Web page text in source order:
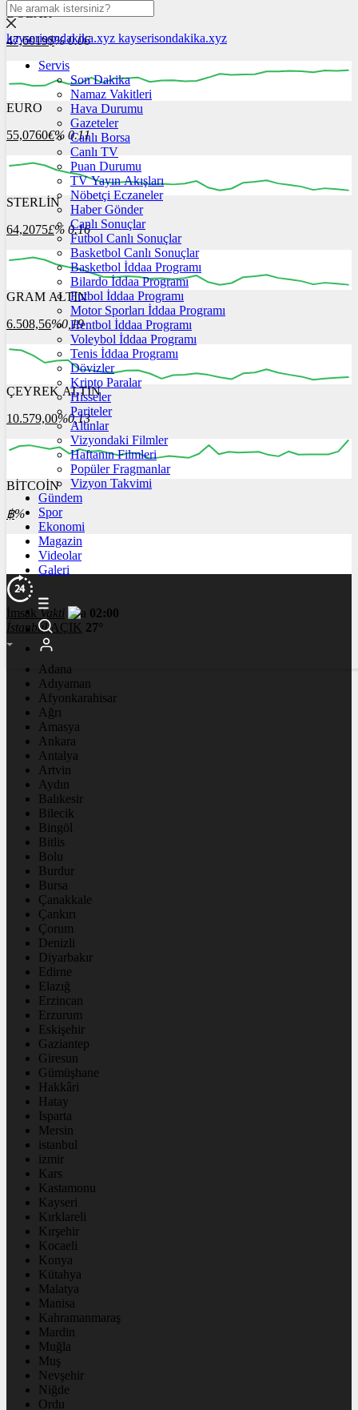
DOLAR
47,6019$% 0.06
03:00 04:00
EURO
55,0760€% 0.11
03:00 04:00
STERLİN
64,2075£% 0.16
03:00 04:00
GRAM ALTIN
6.508,56%0,19
03:00
ÇEYREK ALTIN
10.579,00%0,13
00:00 00:00
BİTCOİN
฿%
kayserisondakika.xyz kayserisondakika.xyz
Servis
Son Dakika
Namaz Vakitleri
Hava Durumu
Gazeteler
Canlı Borsa
Canlı TV
Puan Durumu
TV Yayın Akışları
Nöbetçi Eczaneler
Haber Gönder
Canlı Sonuçlar
Futbol Canlı Sonuçlar
Basketbol Canlı Sonuçlar
Basketbol İddaa Programı
Bilardo İddaa Programı
Futbol İddaa Programı
Motor Sporları İddaa Programı
Hentbol İddaa Programı
Voleybol İddaa Programı
Tenis İddaa Programı
Dövizler
Kripto Paralar
Hisseler
Pariteler
Altınlar
Vizyondaki Filmler
Haftanın Filmleri
Popüler Fragmanlar
Vizyon Takvimi
Gündem
Spor
Ekonomi
Magazin
Videolar
Galeri
İmsakVakti
02:00
İstanbul AÇIK 27°
Adana
Adıyaman
Afyonkarahisar
Ağrı
Amasya
Ankara
Antalya
Artvin
Aydın
Balıkesir
Bilecik
Bingöl
Bitlis
Bolu
Burdur
Bursa
Çanakkale
Çankırı
Çorum
Denizli
Diyarbakır
Edirne
Elazığ
Erzincan
Erzurum
Eskişehir
Gaziantep
Giresun
Gümüşhane
Hakkâri
Hatay
Isparta
Mersin
istanbul
izmir
Kars
Kastamonu
Kayseri
Kırklareli
Kırşehir
Kocaeli
Konya
Kütahya
Malatya
Manisa
Kahramanmaraş
Mardin
Muğla
Muş
Nevşehir
Niğde
Ordu